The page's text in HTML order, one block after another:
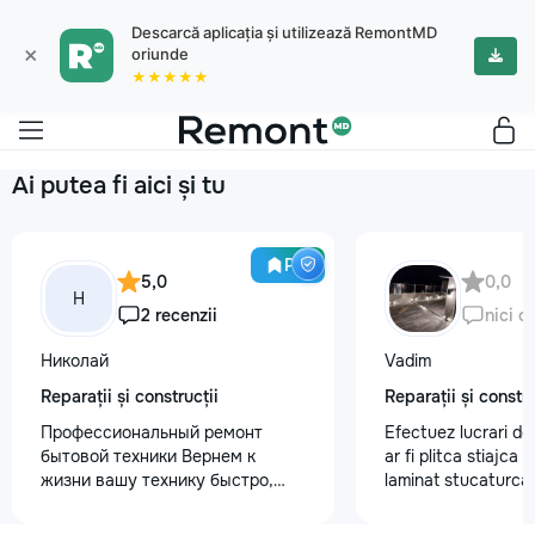
×
Descarcă aplicația și utilizează RemontMD
oriunde
★★★★★
Ai putea fi aici și tu
Pro
Н
5,0
2 recenzii
Николай
Reparații și construcții
Профессиональный ремонт
бытовой техники Вернем к
жизни вашу технику быстро,
0,0
nici o
Vadim
Reparații și
Efectuez lucrari
ar fi plitca stiajca
laminat